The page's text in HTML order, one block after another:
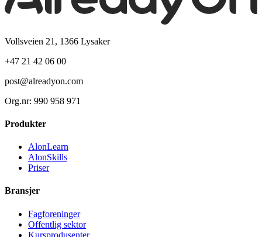
Vollsveien 21, 1366 Lysaker
+47 21 42 06 00
post@alreadyon.com
Org.nr: 990 958 971
Produkter
AlonLearn
AlonSkills
Priser
Bransjer
Fagforeninger
Offentlig sektor
Kursprodusenter